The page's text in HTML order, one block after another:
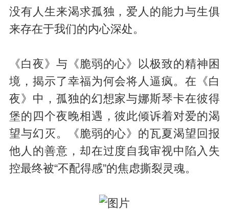
没有人生来渴求孤独，爱人的能力与生俱
来存在于我们的内心深处。
《白夜》与《脆弱的心》以极致的精神困
境，揭示了幸福为何会将人逼疯。在《白
夜》中，孤独的幻想家与娜斯琴卡在彼得
堡的四个夜晚相遇，彼此倾诉着对爱的渴
望与幻灭。《脆弱的心》的瓦夏渴望回报
他人的善意，却在过度自我审视中陷入失
控最终被“不配得感”的焦虑撕裂灵魂。